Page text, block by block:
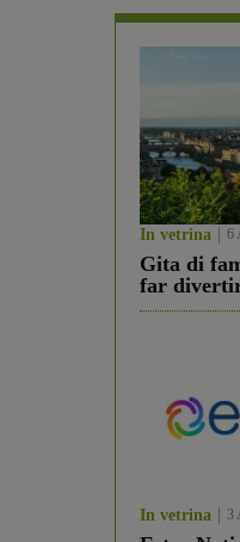
In vetrina 6
Gita di
far
In vetrina 3